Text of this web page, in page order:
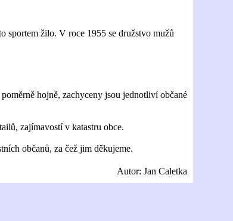
sportem žilo. V roce 1955 se družstvo mužů
hojně, zachyceny jsou jednotliví občané
zajímavostí v katastru obce.
občanů, za čež jim děkujeme.
Autor: Jan Caletka